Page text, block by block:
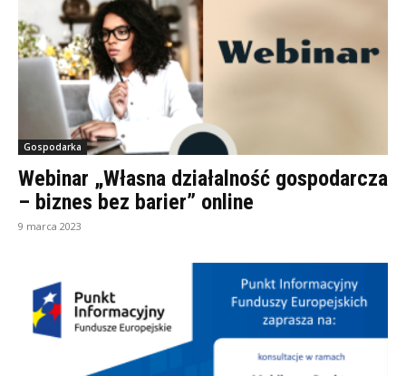
Gospodarka
Webinar „Własna działalność gospodarcza
– biznes bez barier” online
9 marca 2023